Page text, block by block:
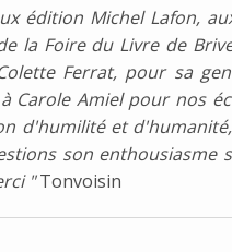
édition Michel Lafon,
la Foire du Livre de
Ferrat, pour sa
Carole Amiel pour nos
d'humilité et
son enthousiasme
"Tonvoisin